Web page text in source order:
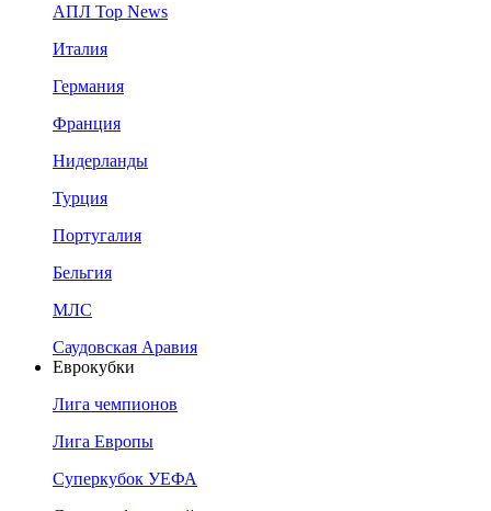
АПЛ Top News
Италия
Германия
Франция
Нидерланды
Турция
Португалия
Бельгия
МЛС
Саудовская Аравия
Еврокубки
Лига чемпионов
Лига Европы
Суперкубок УЕФА